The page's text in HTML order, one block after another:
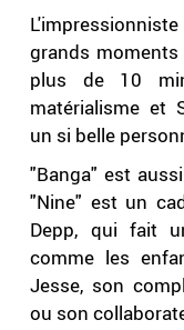
grands
plus de 10
matérialisme et
un si belle
"Banga" est
"Nine" est un
Depp, qui fait
comme les
Jesse, son
ou son